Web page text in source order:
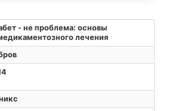
- не проблема: основы
лечения